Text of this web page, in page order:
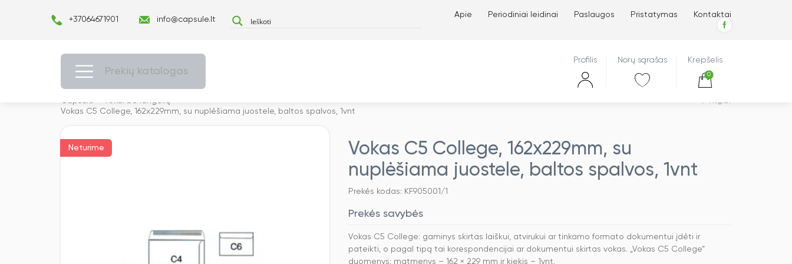
+37064671901 info@capsule.lt
Apie Periodiniai leidinai Paslaugos Pristatymas Kontaktai
Prekių katalogas
Profilis Norų sąrašas Krepšelis
0
Capsulė Vokai be langelių
Vokas C5 College, 162x229mm, su nuplėšiama juostele, baltos spalvos, 1vnt
Atgal
Neturime
Vokas C5 College, 162x229mm, su
nuplėšiama juostele, baltos spalvos, 1vnt
Prekės kodas: KF905001/1
Prekės savybės
Vokas C5 College: gaminys skirtas laiškui, atvirukui ar tinkamo formato dokumentui įdėti ir
pateikti, o pagal tipą tai korespondencijai ar dokumentui skirtas vokas. „Vokas C5 College“
duomenys: matmenys – 162 × 229 mm ir kiekis – 1vnt.